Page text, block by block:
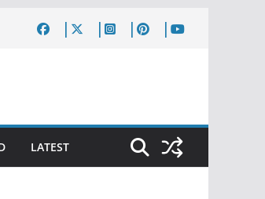
LATEST